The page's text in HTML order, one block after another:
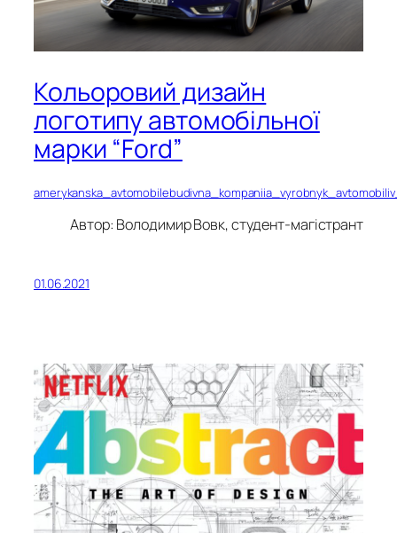
Кольоровий дизайн
логотипу автомобільної
марки “Ford”
Автор: Володимир Вовк, студент-магістрант
01.06.2021